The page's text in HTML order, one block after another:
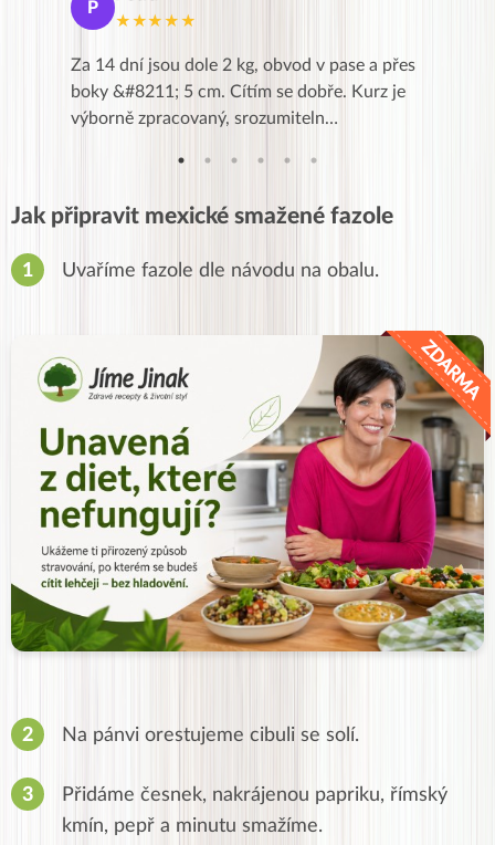
P
★★★★★
Za 14 dní jsou dole 2 kg, obvod v pase a přes
boky &#8211; 5 cm. Cítím se dobře. Kurz je
výborně zpracovaný, srozumiteln…
Jak připravit mexické smažené fazole
Uvaříme fazole dle návodu na obalu.
Na pánvi orestujeme cibuli se solí.
Přidáme česnek, nakrájenou papriku, římský
kmín, pepř a minutu smažíme.